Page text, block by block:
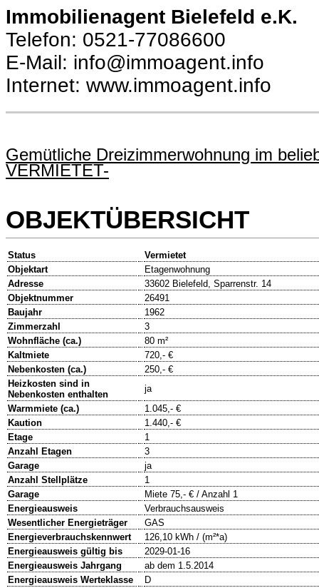
Immobilienagent Bielefeld e.K.
Telefon: 0521-77086600
E-Mail: info@immoagent.info
Internet: www.immoagent.info
Gemütliche Dreizimmerwohnung im
VERMIETET-
OBJEKTÜBERSICHT
Status
Vermietet
Objektart
Etagenwohnung
Adresse
33602 Bielefeld, Sparrenstr. 14
Objektnummer
26491
Baujahr
1962
Zimmerzahl
3
Wohnfläche (ca.)
80 m²
Kaltmiete
720,- €
Nebenkosten (ca.)
250,- €
Heizkosten sind in
Nebenkosten enthalten
ja
Warmmiete (ca.)
1.045,- €
Kaution
1.440,- €
Etage
1
Anzahl Etagen
3
Garage
ja
Anzahl Stellplätze
1
Garage
Miete 75,- € / Anzahl 1
Energieausweis
Verbrauchsausweis
Wesentlicher Energieträger
GAS
Energieverbrauchskennwert
126,10 kWh / (m²*a)
Energieausweis gültig bis
2029-01-16
Energieausweis Jahrgang
ab dem 1.5.2014
Energieausweis Werteklasse
D